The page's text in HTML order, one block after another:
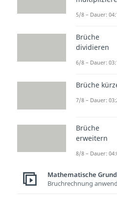
Weitere
Teilbarkeit
Dauer: 03:34
Dauer: 05:36
Kleinstes
Dauer: 04:34
Größter
5/8 – Dauer:
Brüche
dividieren
6/8 – Dauer:
Brüche
7/8 – Dauer:
Brüche
erweitern
8/8 – Dauer:
Mathematische
Bruchrechnung